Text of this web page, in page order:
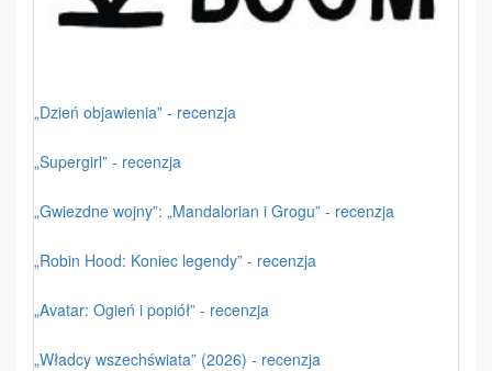
„Dzień objawienia” - recenzja
„Supergirl” - recenzja
„Gwiezdne wojny”: „Mandalorian i Grogu” - recenzja
„Robin Hood: Koniec legendy” - recenzja
„Avatar: Ogień i popiół” - recenzja
„Władcy wszechświata” (2026) - recenzja